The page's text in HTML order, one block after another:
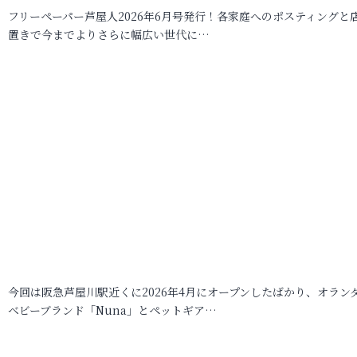
フリーペーパー芦屋人2026年6月号発行！各家庭へのポスティングと
置きで今までよりさらに幅広い世代に…
今回は阪急芦屋川駅近くに2026年4月にオープンしたばかり、オラン
ベビーブランド「Nuna」とペットギア…